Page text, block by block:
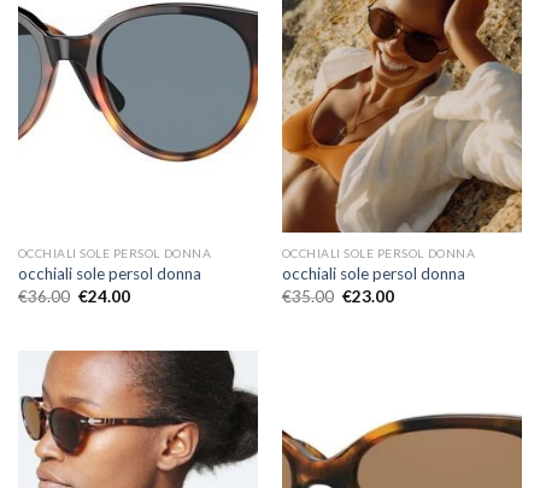
OCCHIALI SOLE PERSOL DONNA
occhiali sole persol donna
€36.00 €24.00
OCCHIALI SOLE PERSOL DONNA
occhiali sole persol donna
€35.00 €23.00